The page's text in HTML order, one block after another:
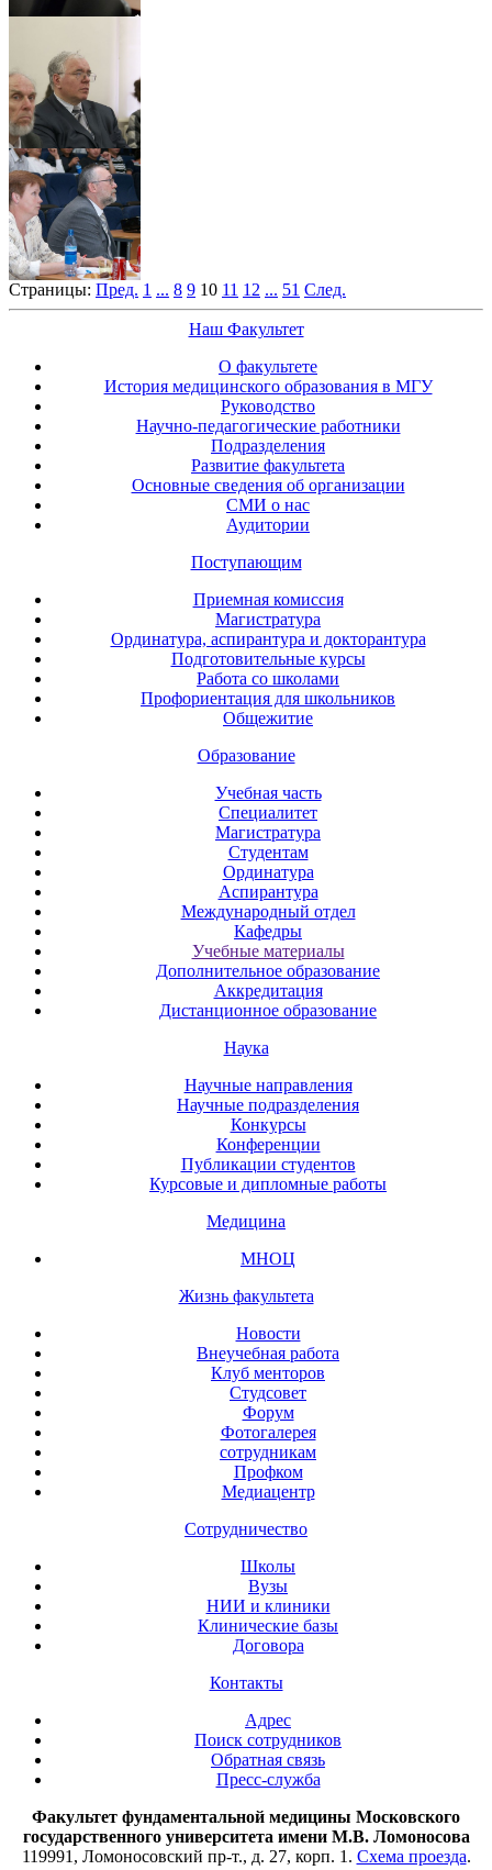
Страницы: Пред. 1 ... 8 9 10 11 12 ... 51 След.
Наш Факультет
О факультете
История медицинского образования в МГУ
Руководство
Научно-педагогические работники
Подразделения
Развитие факультета
Основные сведения об организации
СМИ о нас
Аудитории
Поступающим
Приемная комиссия
Магистратура
Ординатура, аспирантура и докторантура
Подготовительные курсы
Работа со школами
Профориентация для школьников
Общежитие
Образование
Учебная часть
Специалитет
Магистратура
Студентам
Ординатура
Аспирантура
Международный отдел
Кафедры
Учебные материалы
Дополнительное образование
Аккредитация
Дистанционное образование
Наука
Научные направления
Научные подразделения
Конкурсы
Конференции
Публикации студентов
Курсовые и дипломные работы
Медицина
МНОЦ
Жизнь факультета
Новости
Внеучебная работа
Клуб менторов
Студсовет
Форум
Фотогалерея
сотрудникам
Профком
Медиацентр
Сотрудничество
Школы
Вузы
НИИ и клиники
Клинические базы
Договора
Контакты
Адрес
Поиск сотрудников
Обратная связь
Пресс-служба
Факультет фундаментальной медицины Московского
государственного университета имени М.В. Ломоносова
119991, Ломоносовский пр-т., д. 27, корп. 1. Схема проезда.